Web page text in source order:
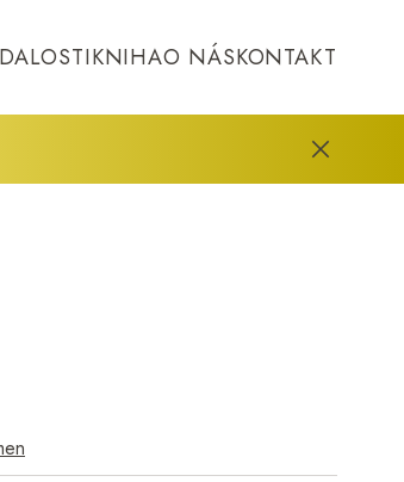
KNIHAO NÁSKONTAKT